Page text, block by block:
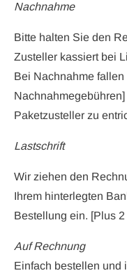
Nachnahme
Bitte halten Sie den
Zusteller kassiert bei
Bei Nachnahme
Paketzusteller zu
Lastschrift
Wir ziehen den
Ihrem hinterlegten
Bestellung ein. [Plus
Auf Rechnung
Einfach bestellen und